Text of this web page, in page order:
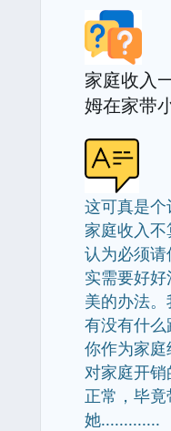
家庭收入
姆在家带
这可真是
家庭收入
认为必须
实需要好
美的办法
有没有什
你作为家
对家庭开
正常，毕
她.............